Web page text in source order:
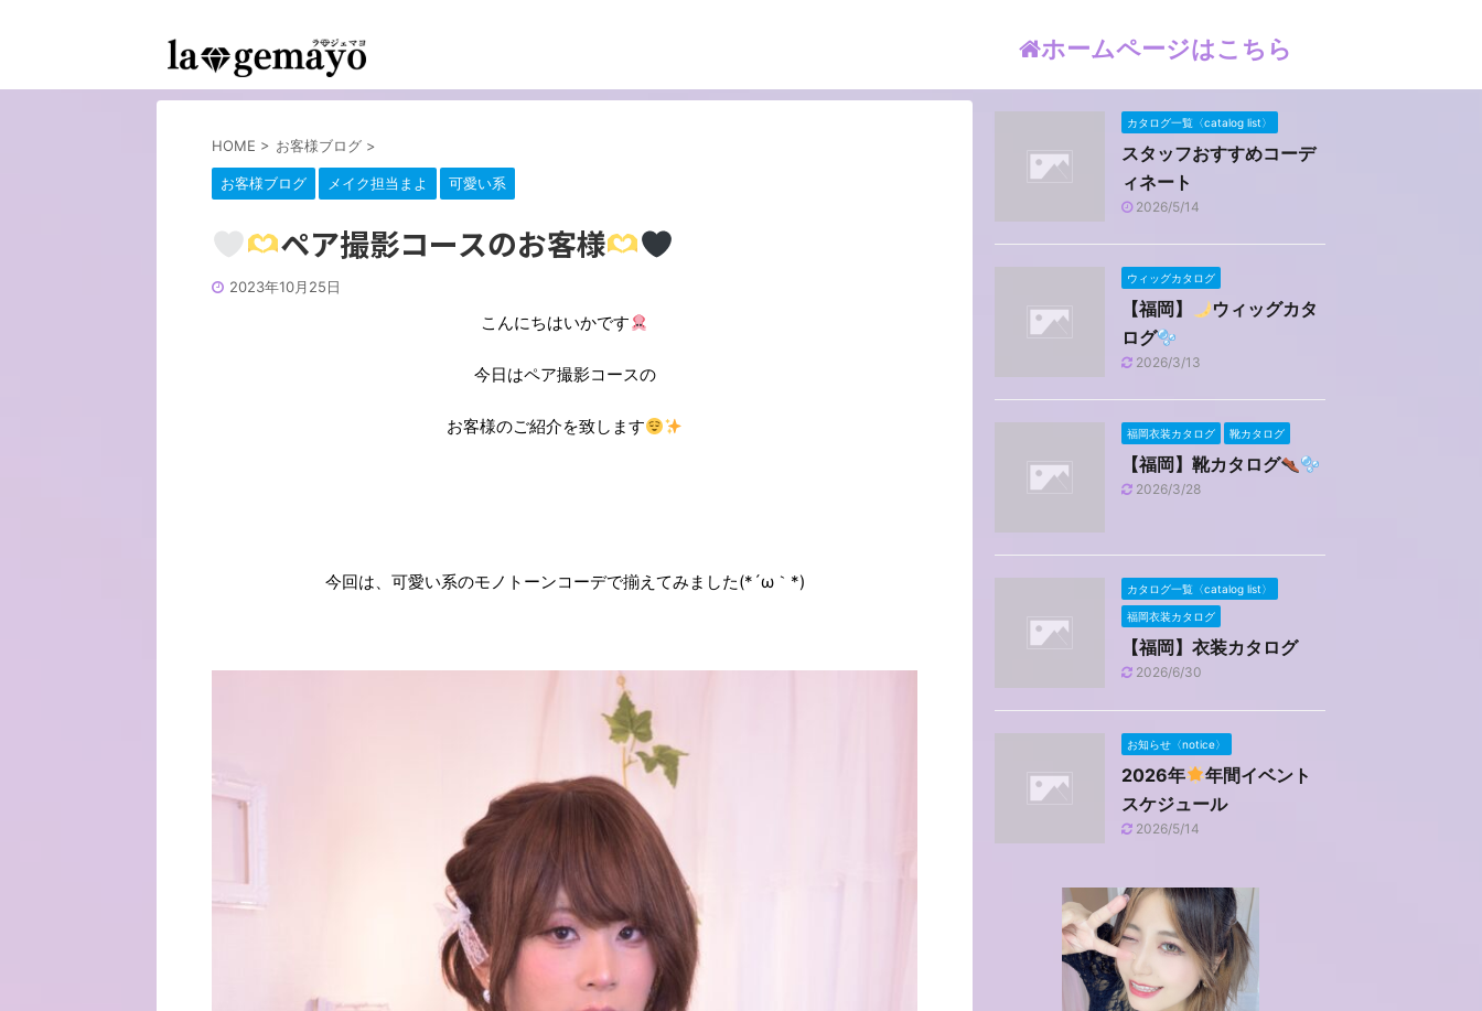
ホームページはこちら
HOME > お客様ブログ >
お客様ブログ メイク担当まよ 可愛い系
ペア撮影コースのお客様
2023年10月25日
こんにちはいかです
今日はペア撮影コースの
お客様のご紹介を致します
今回は、可愛い系のモノトーンコーデで揃えてみました(*´ω｀*)
カタログ一覧〈catalog list〉
スタッフおすすめコーデ
ィネート
2026/5/14
ウィッグカタログ
【福岡】
ウィッグカタ
ログ
2026/3/13
福岡衣装カタログ 靴カタログ
【福岡】靴カタログ
2026/3/28
カタログ一覧〈catalog list〉
福岡衣装カタログ
【福岡】衣装カタログ
2026/6/30
お知らせ〈notice〉
2026年
年間イベント
スケジュール
2026/5/14